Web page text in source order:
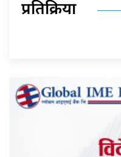
प्रतिक्रिया